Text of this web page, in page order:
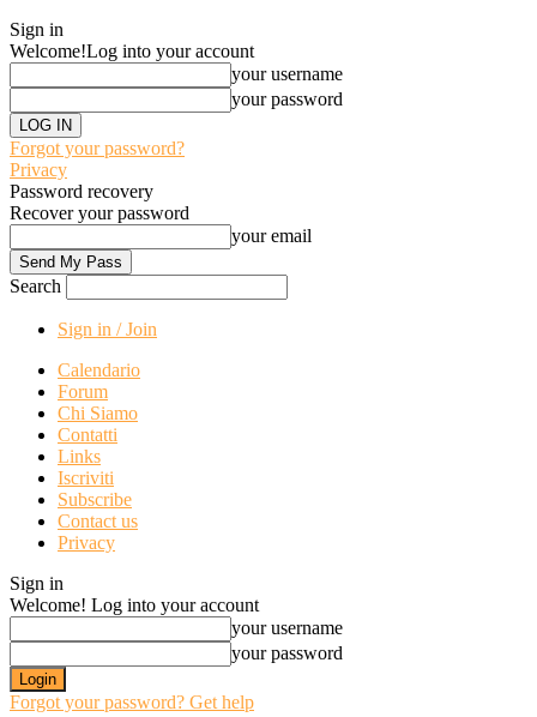
Sign in
Welcome!Log into your account
your username
your password
Forgot your password?
Privacy
Password recovery
Recover your password
your email
Search
Sign in / Join
Calendario
Forum
Chi Siamo
Contatti
Links
Iscriviti
Subscribe
Contact us
Privacy
Sign in
Welcome! Log into your account
your username
your password
Forgot your password? Get help